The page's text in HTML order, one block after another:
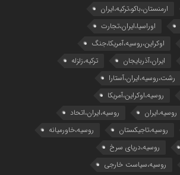
ارمنستان،باکو،ترکیه،ایران
اوراسیا،ایران،تجارت
اوکراین،روسیه،آمریکا،جنگ
ایران،آذربایجان
ترکیه،زلزله
رشت،روسیه،ایران،آستارا
روسیه،اوکراین،آمریکا
روسیه،ایران
روسیه،ایران،اتحاد
روسیه،تاجیکستان
روسیه،خاورمیانه
روسیه،دریای سرخ
روسیه،سیاست خارجی